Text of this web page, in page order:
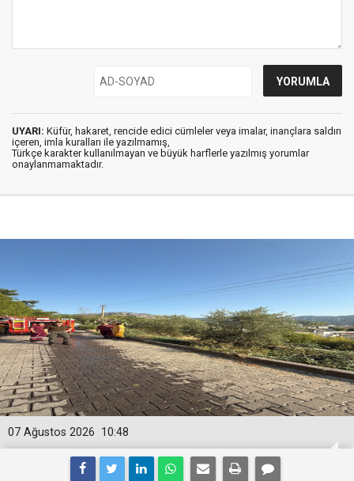
UYARI: Küfür, hakaret, rencide edici cümleler veya imalar, inançlara saldırı
içeren, imla kuralları ile yazılmamış,
Türkçe karakter kullanılmayan ve büyük harflerle yazılmış yorumlar
onaylanmamaktadır.
10:48
07 Ağustos 2026